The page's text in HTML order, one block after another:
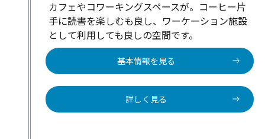
カフェやコワーキングスペースが。コーヒー片
手に読書を楽しむも良し、ワーケーション施設
として利用しても良しの空間です。
基本情報を見る
詳しく見る